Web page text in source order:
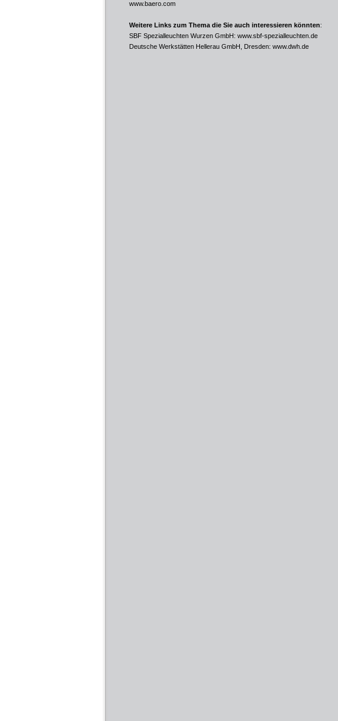
www.baero.com
Weitere Links zum Thema die Sie auch interessieren könnten:
SBF Spezialleuchten Wurzen GmbH: www.sbf-spezialleuchten.de
Deutsche Werkstätten Hellerau GmbH, Dresden: www.dwh.de